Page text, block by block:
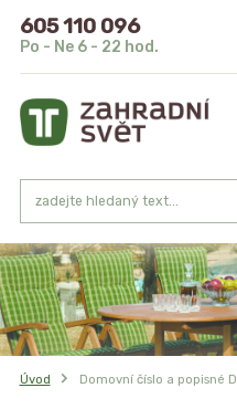
605 110 096
Po - Ne 6 - 22 hod.
Úvod Domovní číslo a popisné